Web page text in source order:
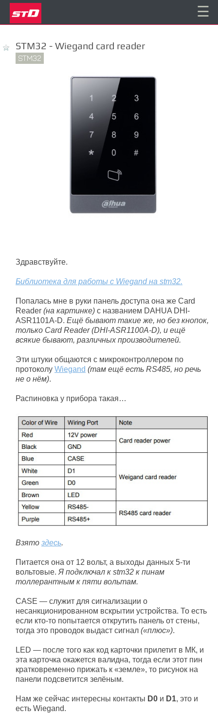
☰
STM32 - Wiegand card reader
STM32
Здравствуйте.
Библиотека для работы с Wiegand на stm32.
Попалась мне в руки панель доступа она же Card
Reader (на картинке) с названием DAHUA DHI-
ASR1101A-D. Ещё бывают такие же, но без кнопок,
только Card Reader (DHI-ASR1100A-D), и ещё
всякие бывают, различных производителей.
Эти штуки общаются с микроконтроллером по
протоколу Wiegand (там ещё есть RS485, но речь
не о нём).
Распиновка у прибора такая…
Взято здесь.
Питается она от 12 вольт, а выходы данных 5-ти
вольтовые.Я подключал к stm32 к пинам
толлерантным к пяти вольтам.
CASE — служит для сигнализации о
несанкционированном вскрытии устройства. То есть
если кто-то попытается открутить панель от стены,
тогда это проводок выдаст сигнал («плюс»).
LED — после того как код карточки прилетит в МК, и
эта карточка окажется валидна, тогда если этот пин
кратковременно прижать к «земле», то рисунок на
панели подсветится зелёным.
Нам же сейчас интересны контакты D0 и D1, это и
есть Wiegand.